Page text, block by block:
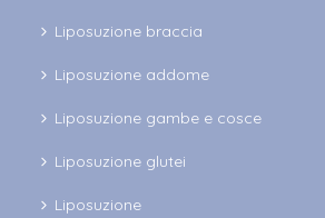
Liposuzione braccia
Liposuzione addome
Liposuzione gambe e cosce
Liposuzione glutei
Liposuzione